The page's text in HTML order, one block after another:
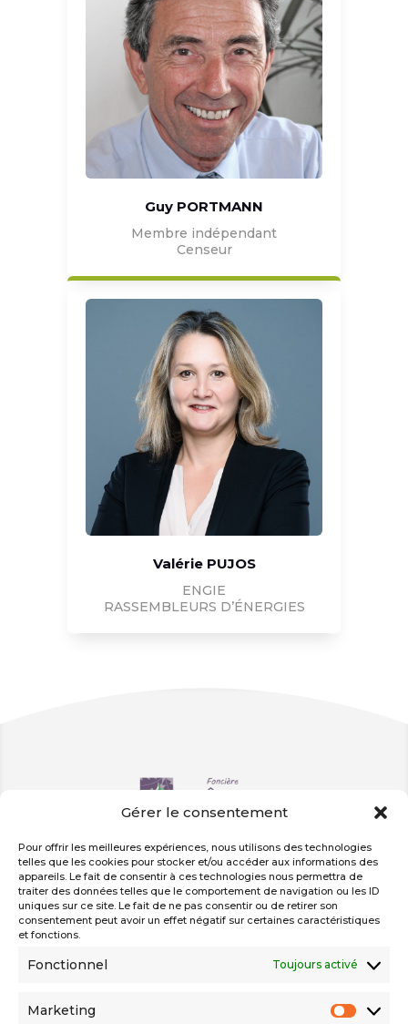
Gérer le consentement
Pour offrir les meilleures expériences, nous utilisons des technologies
telles que les cookies pour stocker et/ou accéder aux informations des
appareils. Le fait de consentir à ces technologies nous permettra de
traiter des données telles que le comportement de navigation ou les ID
uniques sur ce site. Le fait de ne pas consentir ou de retirer son
consentement peut avoir un effet négatif sur certaines caractéristiques
et fonctions.
Fonctionnel Toujours activé
Marketing
Guy PORTMANN
Membre indépendant
Censeur
Valérie PUJOS
ENGIE
RASSEMBLEURS D’ÉNERGIES
Liens utiles
Nos actualités
Nos réalisations
Nos appels d’offres
Suivez-nous
sur nos réseaux